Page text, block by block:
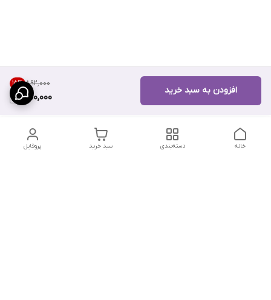
۸۹۲٬۰۰۰ 15%
750,000
افزودن به سبد خرید
پروفایل سبد خرید دسته‌بندی خانه